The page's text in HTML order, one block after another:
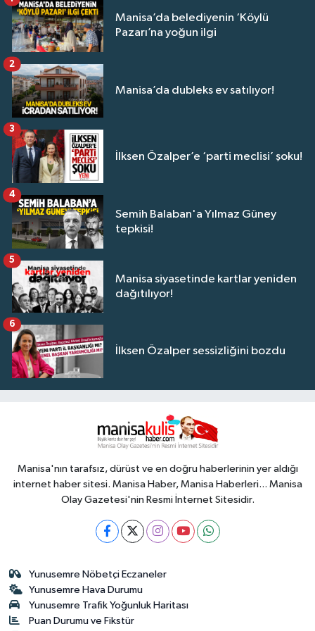
Manisa’da belediyenin ‘Köylü
Pazarı’na yoğun ilgi
Manisa’da dubleks ev satılıyor!
2
İlksen Özalper’e ‘parti meclisi’ şoku!
3
Semih Balaban'a Yılmaz Güney
tepkisi!
4
Manisa siyasetinde kartlar yeniden
dağıtılıyor!
5
İlksen Özalper sessizliğini bozdu
6
Manisa'nın tarafsız, dürüst ve en doğru haberlerinin yer aldığı
internet haber sitesi. Manisa Haber, Manisa Haberleri... Manisa
Olay Gazetesi'nin Resmi İnternet Sitesidir.
Yunusemre Nöbetçi Eczaneler
Yunusemre Hava Durumu
Yunusemre Trafik Yoğunluk Haritası
Puan Durumu ve Fikstür